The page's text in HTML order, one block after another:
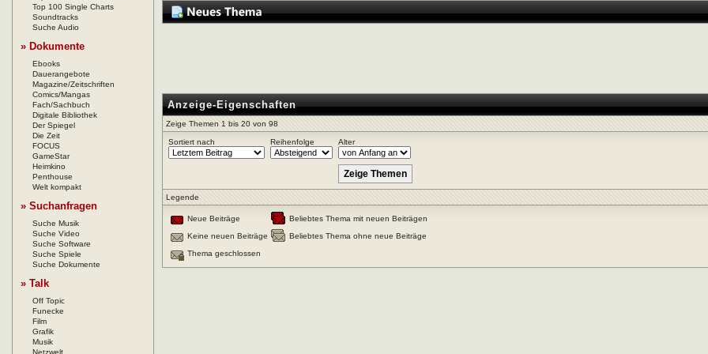
Top 100 Single Charts
Soundtracks
Suche Audio
» Dokumente
Ebooks
Dauerangebote
Magazine/Zeitschriften
Comics/Mangas
Fach/Sachbuch
Digitale Bibliothek
Der Spiegel
Die Zeit
FOCUS
GameStar
Heimkino
Penthouse
Welt kompakt
» Suchanfragen
Suche Musik
Suche Video
Suche Software
Suche Spiele
Suche Dokumente
» Talk
Off Topic
Funecke
Film
Grafik
Musik
Anzeige-Eigenschaften
Zeige Themen 1 bis 20 von 98
Sortiert nach Reihenfolge Alter
Legende
Neue Beiträge
Beliebtes Thema mit neuen Beiträgen
Keine neuen Beiträge
Beliebtes Thema ohne neue Beiträge
Thema geschlossen